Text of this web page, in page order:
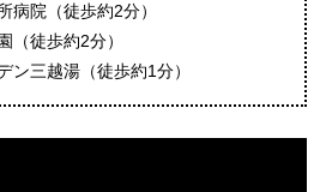
病院（徒歩約2分）
（徒歩約2分）
ン三越湯（徒歩約1分）